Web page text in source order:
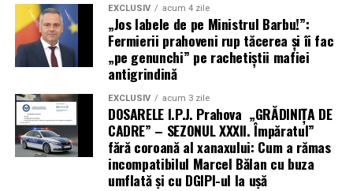
EXCLUSIV acum 4 zile
„Jos labele de pe Ministrul Barbu!”:
Fermierii prahoveni rup tăcerea și îi fac
„pe genunchi” pe rachetiștii mafiei
antigrindină
EXCLUSIV acum 3 zile
DOSARELE I.P.J. Prahova „GRĂDINIȚA DE
CADRE” – SEZONUL XXXII. Împăratul”
fără coroană al xanaxului: Cum a rămas
incompatibilul Marcel Bălan cu buza
umflată și cu DGIPI-ul la ușă